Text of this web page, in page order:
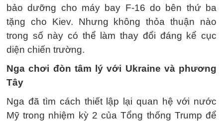
bảo dưỡng cho máy bay F-16 do bên thứ ba
tặng cho Kiev. Nhưng không thỏa thuận nào
trong số này có thể làm thay đổi đáng kể cục
diện chiến trường.
Nga chơi đòn tâm lý với Ukraine và phương
Tây
Nga đã tìm cách thiết lập lại quan hệ với nước
Mỹ trong nhiệm kỳ 2 của Tổng thống Trump để